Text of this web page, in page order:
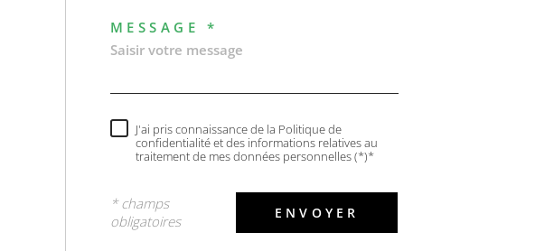
MESSAGE *
J'ai pris connaissance de la Politique de
confidentialité et des informations relatives au
traitement de mes données personnelles (*)*
* champs
obligatoires
ENVOYER